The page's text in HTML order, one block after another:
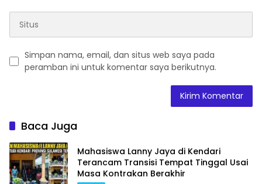
Simpan nama, email, dan situs web saya pada
peramban ini untuk komentar saya berikutnya.
Baca Juga
Mahasiswa Lanny Jaya di Kendari
Terancam Transisi Tempat Tinggal Usai
Masa Kontrakan Berakhir